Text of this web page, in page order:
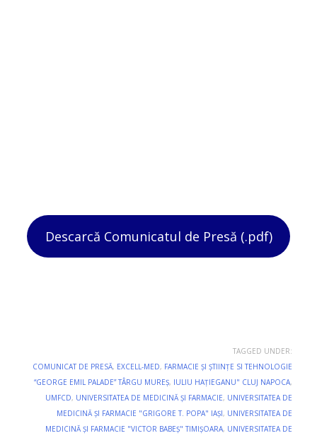
Descarcă Comunicatul de Presă (.pdf)
TAGGED UNDER:
COMUNICAT DE PRESĂ, EXCELL-MED, FARMACIE ȘI ȘTIINȚE SI TEHNOLOGIE
“GEORGE EMIL PALADE” TÂRGU MUREȘ, IULIU HAȚIEGANU" CLUJ NAPOCA,
UMFCD, UNIVERSITATEA DE MEDICINĂ ȘI FARMACIE, UNIVERSITATEA DE
MEDICINĂ ȘI FARMACIE "GRIGORE T. POPA" IAȘI, UNIVERSITATEA DE
MEDICINĂ ȘI FARMACIE "VICTOR BABEŞ" TIMIȘOARA, UNIVERSITATEA DE